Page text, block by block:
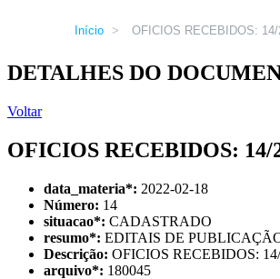
Início > OFICIOS RECEBIDOS: 14/
DETALHES DO
Voltar
OFICIOS RECEBIDOS: 14/
data_materia*: 2022-02-18
Número: 14
situacao*: CADASTRADO
resumo*: EDITAIS DE
Descrição: OFICIOS RECEBIDOS:
arquivo*: 180045